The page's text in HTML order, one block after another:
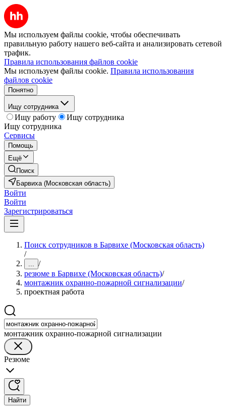
Мы используем файлы cookie, чтобы обеспечивать
правильную работу нашего веб-сайта и анализировать сетевой
трафик.
Правила использования файлов cookie
Мы используем файлы cookie. Правила использования
файлов cookie
Понятно
Ищу сотрудника
Ищу работу
Ищу сотрудника
Ищу сотрудника
Сервисы
Помощь
Ещё
Поиск
Барвиха (Московская область)
Войти
Войти
Зарегистрироваться
Поиск сотрудников в Барвихе (Московская область)
/
... /
резюме в Барвихе (Московская область)/
монтажник охранно-пожарной сигнализации/
проектная работа
монтажник охранно-пожарной сигнализации
Резюме
Найти